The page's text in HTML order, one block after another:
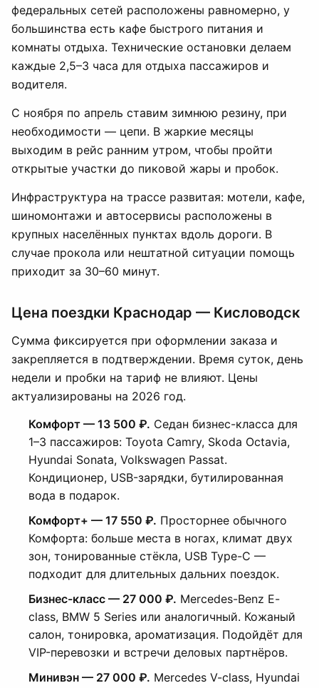
федеральных сетей расположены равномерно, у
большинства есть кафе быстрого питания и
комнаты отдыха. Технические остановки делаем
каждые 2,5–3 часа для отдыха пассажиров и
водителя.
С ноября по апрель ставим зимнюю резину, при
необходимости — цепи. В жаркие месяцы
выходим в рейс ранним утром, чтобы пройти
открытые участки до пиковой жары и пробок.
Инфраструктура на трассе развитая: мотели, кафе,
шиномонтажи и автосервисы расположены в
крупных населённых пунктах вдоль дороги. В
случае прокола или нештатной ситуации помощь
приходит за 30–60 минут.
Цена поездки Краснодар — Кисловодск
Сумма фиксируется при оформлении заказа и
закрепляется в подтверждении. Время суток, день
недели и пробки на тариф не влияют. Цены
актуализированы на 2026 год.
Комфорт — 13 500 ₽. Седан бизнес-класса для
1–3 пассажиров: Toyota Camry, Skoda Octavia,
Hyundai Sonata, Volkswagen Passat.
Кондиционер, USB-зарядки, бутилированная
вода в подарок.
Комфорт+ — 17 550 ₽. Просторнее обычного
Комфорта: больше места в ногах, климат двух
зон, тонированные стёкла, USB Type-C —
подходит для длительных дальних поездок.
Бизнес-класс — 27 000 ₽. Mercedes-Benz E-
class, BMW 5 Series или аналогичный. Кожаный
салон, тонировка, ароматизация. Подойдёт для
VIP-перевозки и встречи деловых партнёров.
Минивэн — 27 000 ₽. Mercedes V-class, Hyundai